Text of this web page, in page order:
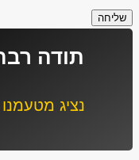
שליחה
תודה
נציג